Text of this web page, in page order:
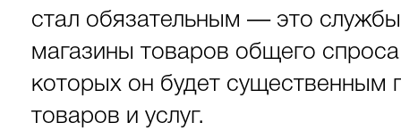
стал обязательным — это
магазины товаров общего
которых он будет
товаров и услуг.